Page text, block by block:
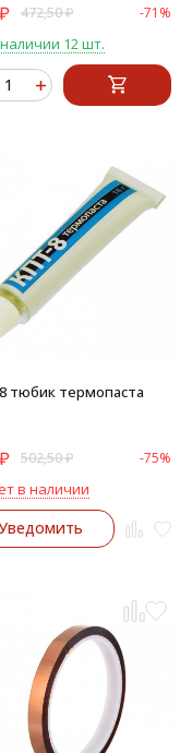
₽ 472,50₽ -71%
12 шт.
тюбик термопаста
₽ 502,50₽ -75%
в наличии